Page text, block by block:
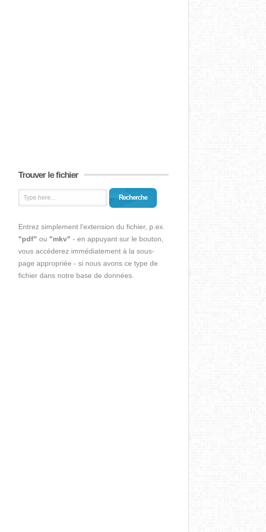
Trouver le fichier
Recherche
Entrez simplement l'extension du fichier, p.ex.
"pdf" ou "mkv" - en appuyant sur le bouton,
vous accéderez immédiatement à la sous-
page appropriée - si nous avons ce type de
fichier dans notre base de données.